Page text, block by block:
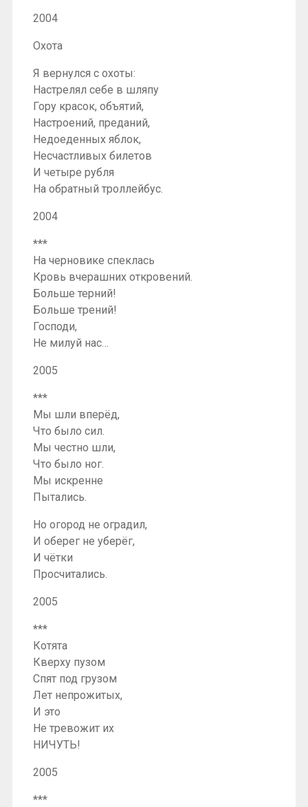
2004
Охота
Я вернулся с охоты:
Настрелял себе в шляпу
Гору красок, объятий,
Настроений, преданий,
Недоеденных яблок,
Несчастливых билетов
И четыре рубля
На обратный троллейбус.
2004
***
На черновике спеклась
Кровь вчерашних откровений.
Больше терний!
Больше трений!
Господи,
Не милуй нас…
2005
***
Мы шли вперёд,
Что было сил.
Мы честно шли,
Что было ног.
Мы искренне
Пытались.
Но огород не оградил,
И оберег не уберёг,
И чётки
Просчитались.
2005
***
Котята
Кверху пузом
Спят под грузом
Лет непрожитых,
И это
Не тревожит их
НИЧУТЬ!
2005
***